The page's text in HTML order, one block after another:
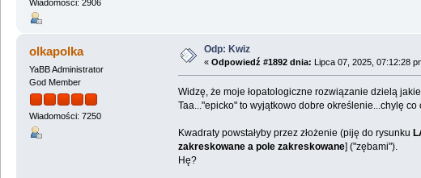
Wiadomości: 2906
olkapolka
YaBB Administrator
God Member
Wiadomości: 7250
Odp: Kwiz
« Odpowiedź #1892 dnia: Lipca 07, 2025, 07:12:28
Widzę, że moje łopatologiczne rozwiązanie dzielą
Taa..."epicko" to wyjątkowo dobre określenie...chylę
Kwadraty powstałyby przez złożenie (piję do rysunku
zakreskowane a pole zakreskowane] ("zębami").
Hę?